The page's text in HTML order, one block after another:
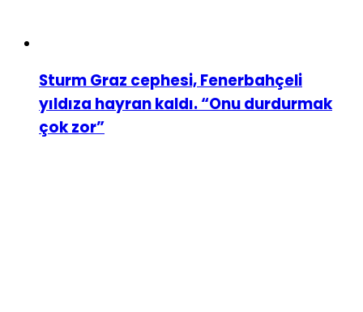
Sturm Graz cephesi, Fenerbahçeli
yıldıza hayran kaldı. “Onu durdurmak
çok zor”